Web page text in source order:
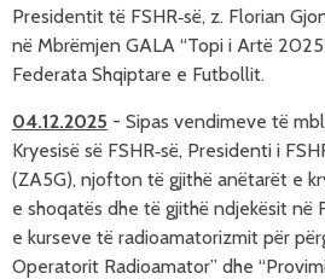
Presidentit të FSHR‑së, z. Florian
në Mbrëmjen GALA “Topi i Artë
Federata Shqiptare e Futbollit.
04.12.2025 - Sipas vendimeve të
Kryesisë së FSHR‑së, Presidenti i
(ZA5G), njofton të gjithë anëtarët e
e shoqatës dhe të gjithë ndjekësit në
e kurseve të radioamatorizmit për
Operatorit Radioamator” dhe